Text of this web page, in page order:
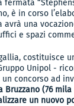
fermata
è in corso
avrà una
e spazi
costituisce
Unipol -
concorso ad
Bruzzano (76
un nuovo